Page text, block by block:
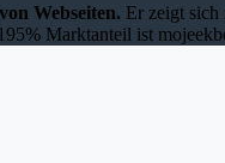
Webseiten. Er zeigt sich
Marktanteil ist